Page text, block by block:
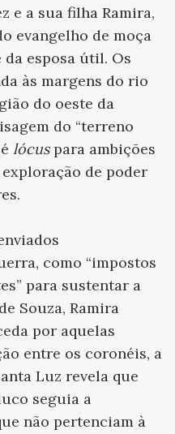
e a sua filha Ramira,
evangelho de moça
esposa útil. Os
às margens do rio
do oeste da
do “terreno
lócuspara ambições
de poder
como “impostos
para sustentar a
Souza, Ramira
por aquelas
entre os coronéis, a
Luz revela que
seguia a
não pertenciam à